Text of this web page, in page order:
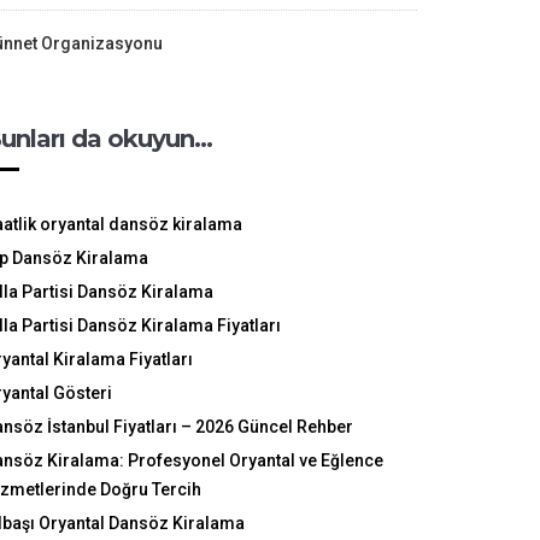
Organizasyonu
da okuyun…
oryantal dansöz kiralama
Dansöz Kiralama
Partisi Dansöz Kiralama
Partisi Dansöz Kiralama Fiyatları
Kiralama Fiyatları
Gösteri
İstanbul Fiyatları – 2026 Güncel Rehber
Kiralama: Profesyonel Oryantal ve Eğlence
Doğru Tercih
Oryantal Dansöz Kiralama